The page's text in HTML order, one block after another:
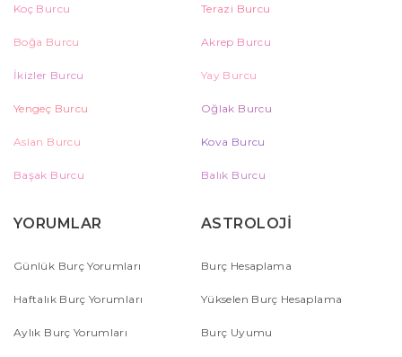
Koç Burcu Terazi Burcu
Boğa Burcu Akrep Burcu
İkizler Burcu Yay Burcu
Yengeç Burcu Oğlak Burcu
Aslan Burcu Kova Burcu
Başak Burcu Balık Burcu
YORUMLAR
Günlük Burç Yorumları
Haftalık Burç Yorumları
Aylık Burç Yorumları
ASTROLOJİ
Burç Hesaplama
Yükselen Burç Hesaplama
Burç Uyumu